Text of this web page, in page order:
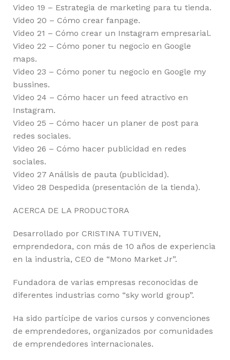
Video 19 – Estrategia de marketing para tu tienda.
Video 20 – Cómo crear fanpage.
Video 21 – Cómo crear un Instagram empresarial.
Video 22 – Cómo poner tu negocio en Google
maps.
Video 23 – Cómo poner tu negocio en Google my
bussines.
Video 24 – Cómo hacer un feed atractivo en
Instagram.
Video 25 – Cómo hacer un planer de post para
redes sociales.
Video 26 – Cómo hacer publicidad en redes
sociales.
Video 27 Análisis de pauta (publicidad).
Video 28 Despedida (presentación de la tienda).
ACERCA DE LA PRODUCTORA
Desarrollado por CRISTINA TUTIVEN,
emprendedora, con más de 10 años de experiencia
en la industria, CEO de “Mono Market Jr”.
Fundadora de varias empresas reconocidas de
diferentes industrias como “sky world group”.
Ha sido partícipe de varios cursos y convenciones
de emprendedores, organizados por comunidades
de emprendedores internacionales.